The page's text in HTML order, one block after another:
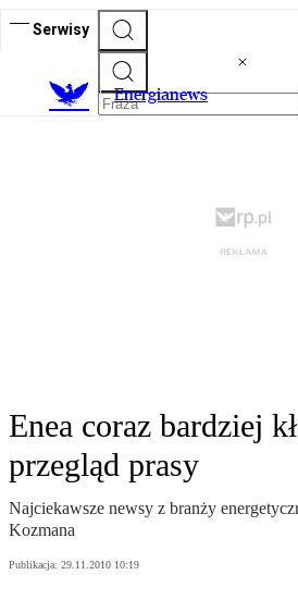
Serwisy
Energianews
Enea coraz bardziej
przegląd prasy
Najciekawsze newsy z branży
Kozmana
Publikacja: 29.11.2010 10:19